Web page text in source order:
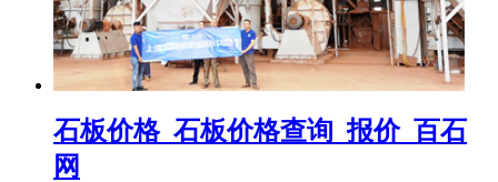
石板价格_石板价格查询_报价_百石
网